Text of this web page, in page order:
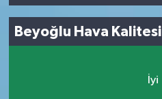
Beyoğlu Hava Kalitesi
İyi